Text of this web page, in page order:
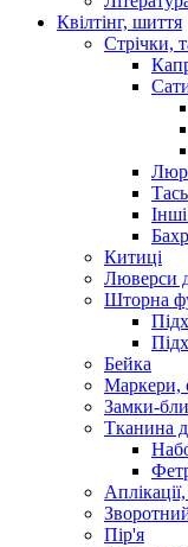
Квілтінг, шиття
Стрічки,
Китиці
Люверси
Шторна
Бейка
Маркери,
Замки-
Тканина
Пір'я